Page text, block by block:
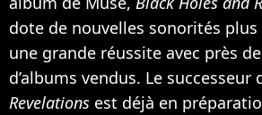
dote de nouvelles sonorités
une grande réussite avec près
d’albums vendus. Le successeur
Revelations est déjà en